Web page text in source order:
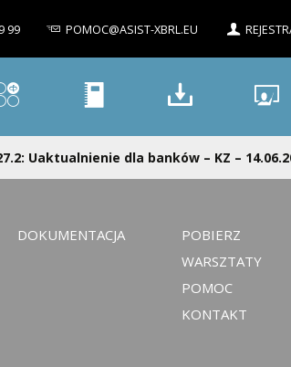
99 POMOC@ASIST-XBRL.EU
Uaktualnienie dla banków – KZ –
DOKUMENTACJA
POBIERZ
WARSZTATY
POMOC
KONTAKT